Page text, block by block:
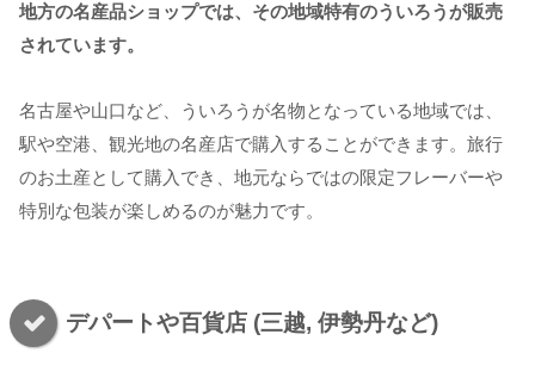
地方の名産品ショップでは、その地域特有のういろうが販売
されています。
名古屋や山口など、ういろうが名物となっている地域では、
駅や空港、観光地の名産店で購入することができます。旅行
のお土産として購入でき、地元ならではの限定フレーバーや
特別な包装が楽しめるのが魅力です。
デパートや百貨店 (三越, 伊勢丹など)